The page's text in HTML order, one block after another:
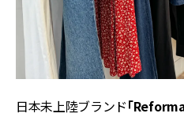
日本未上陸ブランド「